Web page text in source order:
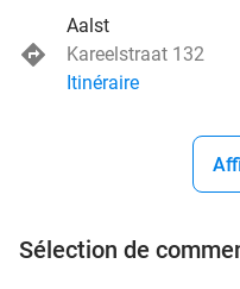
Aalst
Kareelstraat 132
Itinéraire
Sélection de